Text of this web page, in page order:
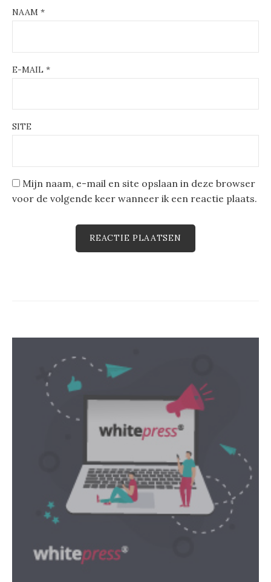
NAAM *
E-MAIL *
SITE
Mijn naam, e-mail en site opslaan in deze browser
voor de volgende keer wanneer ik een reactie plaats.